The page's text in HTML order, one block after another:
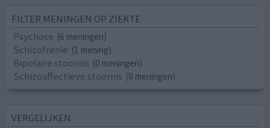
FILTER MENINGEN OP ZIEKTE
Psychose (6 meningen)
Schizofrenie (1 mening)
Bipolaire stoornis (0 meningen)
Schizoaffectieve stoornis (0 meningen)
VERGELIJKEN